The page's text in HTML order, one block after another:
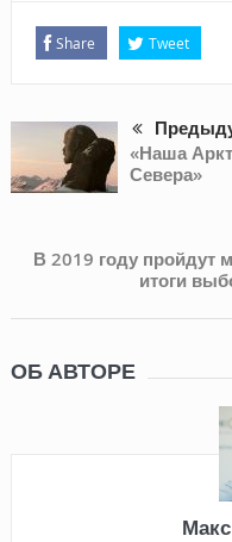
Share Tweet
«Наша
Севера»
В 2019 году пройдут
итоги
ОБ АВТОРЕ